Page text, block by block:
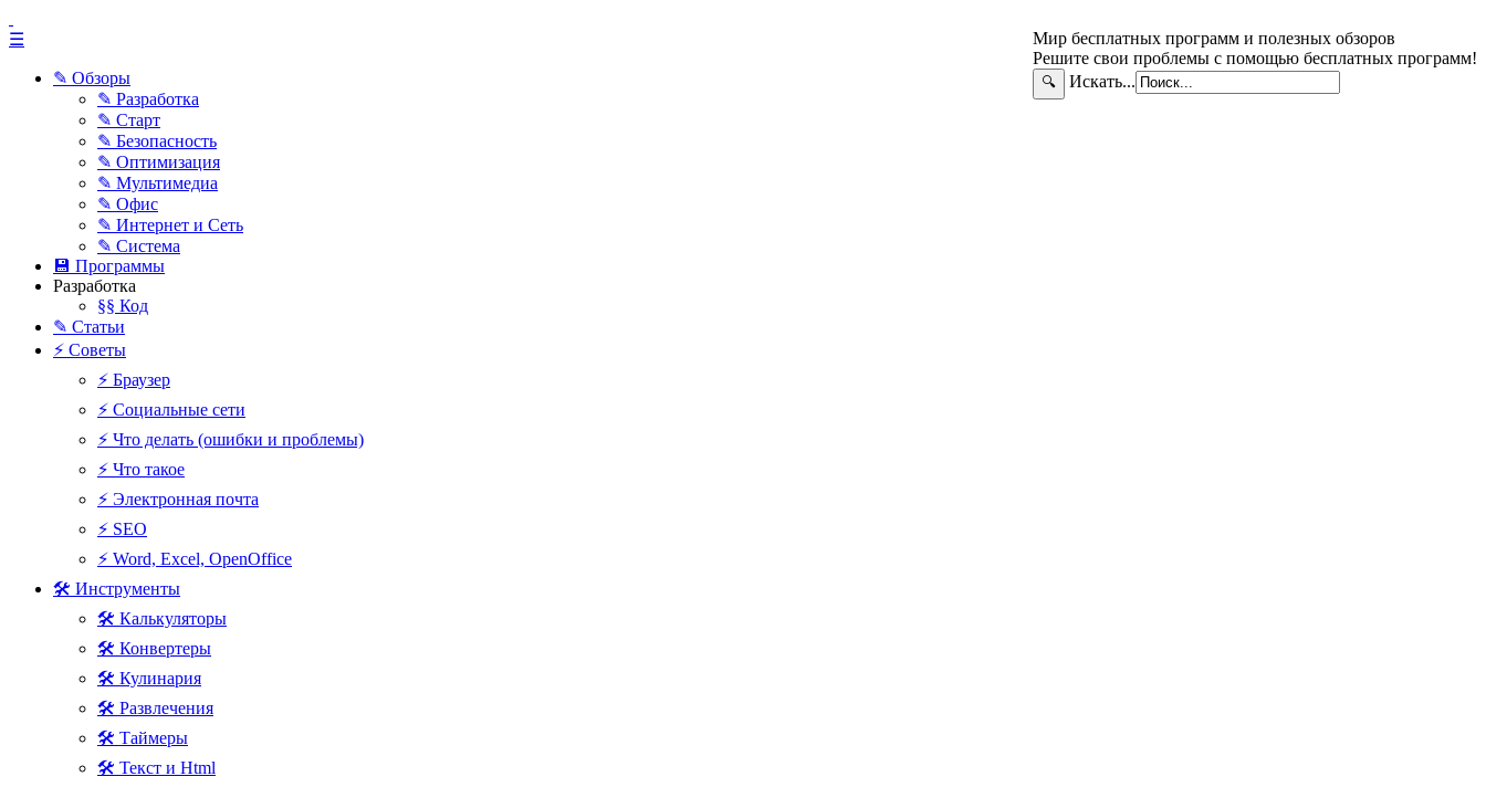
Мир бесплатных программ и полезных обзоров
Решите свои проблемы с помощью бесплатных программ!
🔍 Искать...
☰
✎ Обзоры
✎ Разработка
✎ Старт
✎ Безопасность
✎ Оптимизация
✎ Мультимедиа
✎ Офис
✎ Интернет и Сеть
✎ Система
💾 Программы
Разработка
§§ Код
✎ Статьи
⚡ Советы
⚡ Браузер
⚡ Социальные сети
⚡ Что делать (ошибки и проблемы)
⚡ Что такое
⚡ Электронная почта
⚡ SEO
⚡ Word, Excel, OpenOffice
🛠 Инструменты
🛠 Калькуляторы
🛠 Конвертеры
🛠 Кулинария
🛠 Развлечения
🛠 Таймеры
🛠 Текст и Html